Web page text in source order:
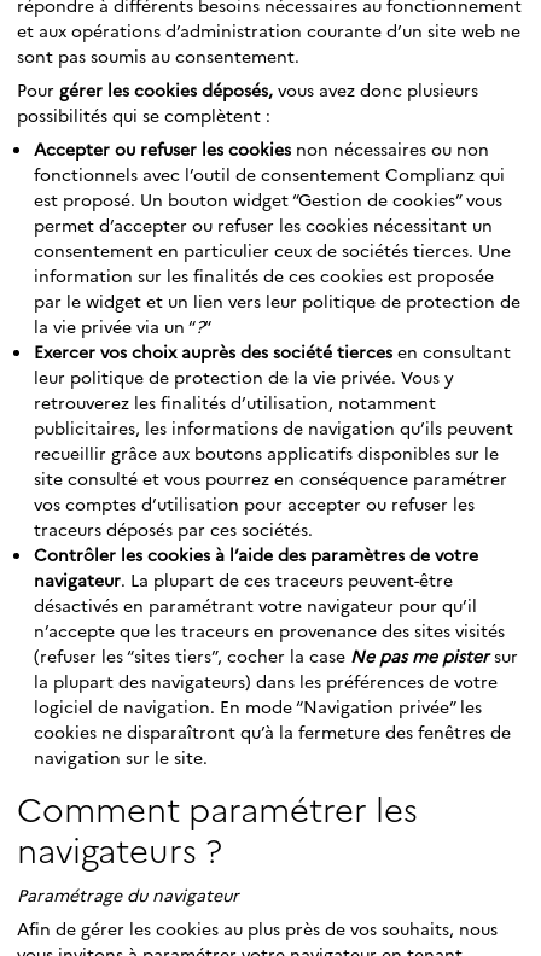
répondre à différents besoins nécessaires au fonctionnement
et aux opérations d’administration courante d’un site web ne
sont pas soumis au consentement.
Pour gérer les cookies déposés, vous avez donc plusieurs
possibilités qui se complètent :
Accepter ou refuser les cookies non nécessaires ou non
fonctionnels avec l’outil de consentement Complianz qui
est proposé. Un bouton widget “Gestion de cookies” vous
permet d’accepter ou refuser les cookies nécessitant un
consentement en particulier ceux de sociétés tierces. Une
information sur les finalités de ces cookies est proposée
par le widget et un lien vers leur politique de protection de
la vie privée via un “?“
Exercer vos choix auprès des société tierces en consultant
leur politique de protection de la vie privée. Vous y
retrouverez les finalités d’utilisation, notamment
publicitaires, les informations de navigation qu’ils peuvent
recueillir grâce aux boutons applicatifs disponibles sur le
site consulté et vous pourrez en conséquence paramétrer
vos comptes d’utilisation pour accepter ou refuser les
traceurs déposés par ces sociétés.
Contrôler les cookies à l’aide des paramètres de votre
navigateur. La plupart de ces traceurs peuvent-être
désactivés en paramétrant votre navigateur pour qu’il
n’accepte que les traceurs en provenance des sites visités
(refuser les “sites tiers”, cocher la case Ne pas me pistersur
la plupart des navigateurs) dans les préférences de votre
logiciel de navigation. En mode “Navigation privée” les
cookies ne disparaîtront qu’à la fermeture des fenêtres de
navigation sur le site.
Comment paramétrer les
navigateurs ?
Paramétrage du navigateur
Afin de gérer les cookies au plus près de vos souhaits, nous